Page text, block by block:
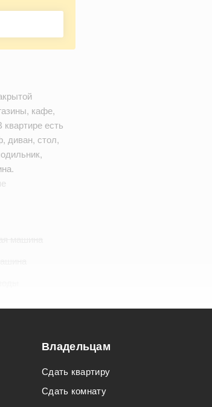
кафе,
есть
диван, стол,
с детьми
Владельцам
Сдать квартиру
Сдать комнату